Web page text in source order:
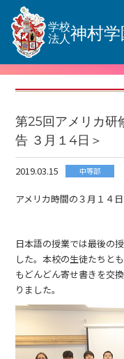
学校
法人神村
第25回アメリカ
告 ３月１4日＞
2019.03.15 中等部
アメリカ時間の３月１４
日本語の授業では最後の
した。本校の生徒たちと
もどんどん寄せ書きを交
りました。